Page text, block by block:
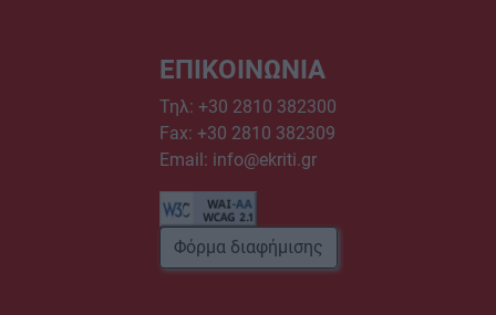
ΕΠΙΚΟΙΝΩΝΙΑ
Τηλ: +30 2810 382300
Fax: +30 2810 382309
Email: info@ekriti.gr
Φόρμα διαφήμισης